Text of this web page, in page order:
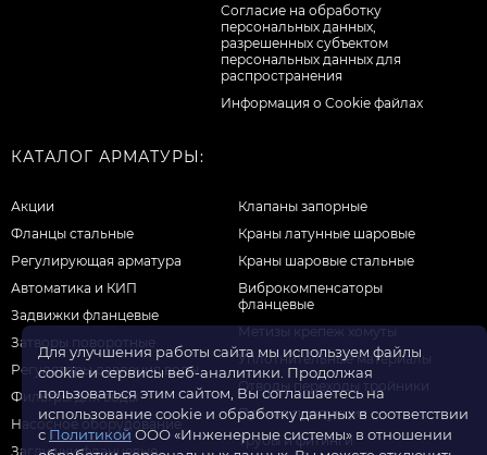
Cогласие на обработку
персональных данных,
разрешенных субъектом
персональных данных для
распространения
Информация о Cookie файлах
КАТАЛОГ АРМАТУРЫ:
Акции
Фланцы стальные
Регулирующая арматура
Автоматика и КИП
Задвижки фланцевые
Затворы поворотные
Регуляторы давления воды
Фильтры для воды
Насосное оборудование
Заглушки фланцевые
Клапаны запорные
Краны латунные шаровые
Краны шаровые стальные
Виброкомпенсаторы
фланцевые
Метизы крепеж хомуты
Уплотнительные материалы
Отводы переходы тройники
Прочая продукция
Трубы и фитинги
Для улучшения работы сайта мы используем файлы
cookie и сервисы веб-аналитики. Продолжая
пользоваться этим сайтом, Вы соглашаетесь на
использование cookie и обработку данных в соответствии
с Политикой ООО «Инженерные системы» в отношении